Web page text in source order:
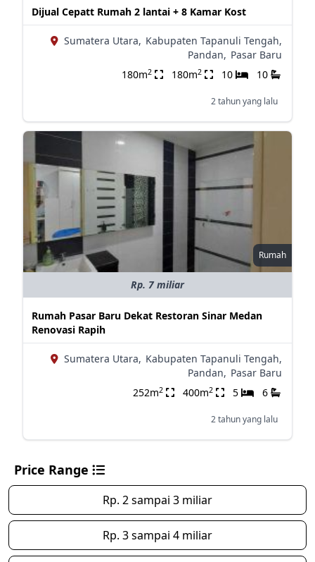
Dijual Cepatt Rumah 2 lantai + 8 Kamar Kost
Sumatera Utara, Kabupaten Tapanuli Tengah,
Pandan, Pasar Baru
180m2 180m2 10 10
2 tahun yang lalu
Rumah
Rp. 7 miliar
Rumah Pasar Baru Dekat Restoran Sinar Medan
Renovasi Rapih
Sumatera Utara, Kabupaten Tapanuli Tengah,
Pandan, Pasar Baru
252m2 400m2 5 6
2 tahun yang lalu
Price Range
Rp. 2 sampai 3 miliar
Rp. 3 sampai 4 miliar